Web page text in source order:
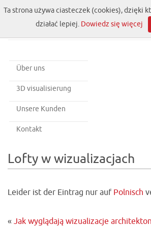
Über uns
3D visualisierung
Unsere Kunden
Kontakt
Lofty w wizualizacjach
Leider ist der Eintrag nur auf Polnisch
« Jak wyglądają wizualizacje
Ta strona używa ciasteczek (cookies), dzięki
działać lepiej. Dowiedz się więcej